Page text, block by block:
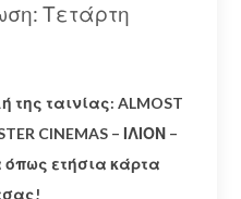
Τετάρτη
ταινίας: ALMOST
CINEMAS – ΙΛΙΟΝ –
ετήσια κάρτα